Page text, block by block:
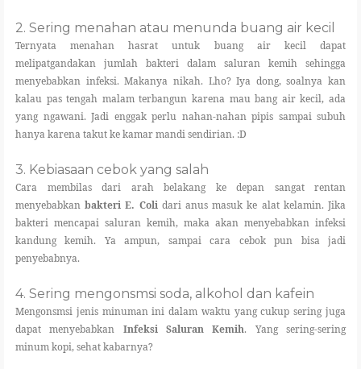
2. Sering menahan atau menunda buang air kecil
Ternyata menahan hasrat untuk buang air kecil dapat
melipatgandakan jumlah bakteri dalam saluran kemih sehingga
menyebabkan infeksi. Makanya nikah. Lho? Iya dong, soalnya kan
kalau pas tengah malam terbangun karena mau bang air kecil, ada
yang ngawani. Jadi enggak perlu nahan-nahan pipis sampai subuh
hanya karena takut ke kamar mandi sendirian. :D
3. Kebiasaan cebok yang salah
Cara membilas dari arah belakang ke depan sangat rentan
menyebabkanbakteri E. Colidari anus masuk ke alat kelamin. Jika
bakteri mencapai saluran kemih, maka akan menyebabkan infeksi
kandung kemih. Ya ampun, sampai cara cebok pun bisa jadi
penyebabnya.
4. Sering mengonsmsi soda, alkohol dan kafein
Mengonsmsi jenis minuman ini dalam waktu yang cukup sering juga
dapat menyebabkan Infeksi Saluran Kemih. Yang sering-sering
minum kopi, sehat kabarnya?